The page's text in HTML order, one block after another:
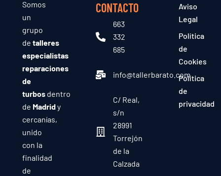
Somos
un
grupo
de talleres
especialistas
reparaciones
de
turbosdentro
de Madridy
cercanías,
unido
con la
finalidad
de
CONTACTO
663
332
685
info@tallerbarato.com
C/ Real,
s/n
28991
Torrejón
de la
Calzada
Aviso
Legal
Política
de
Cookies
Política
de
privacidad